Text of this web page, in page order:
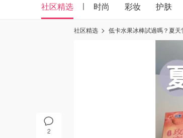
社区精选 时尚 彩妆 护肤
2
社区精选 低卡水果冰棒試過嗎？夏天